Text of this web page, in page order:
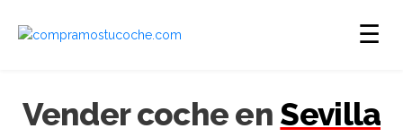
☰
Vender coche en Sevilla